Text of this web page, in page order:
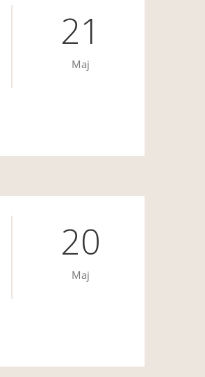
21
Maj
20
Maj